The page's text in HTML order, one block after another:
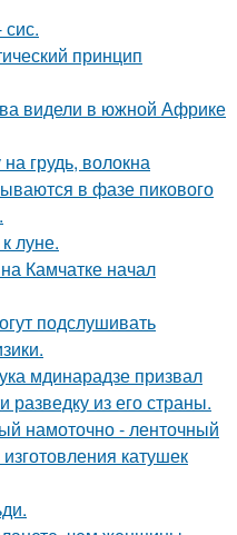
принцип
видели в южной Африке
грудь, волокна
в фазе пикового
луне.
Камчатке начал
подслушивать
мдинарадзе призвал
разведку из его страны.
намоточно - ленточный
катушек